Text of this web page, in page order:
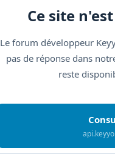
Ce site
Le forum développeur
pas de réponse dans
reste